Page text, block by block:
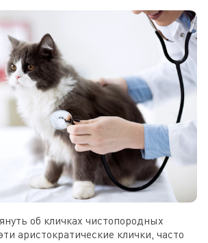
об кличках чистопородных
аристократические клички, часто